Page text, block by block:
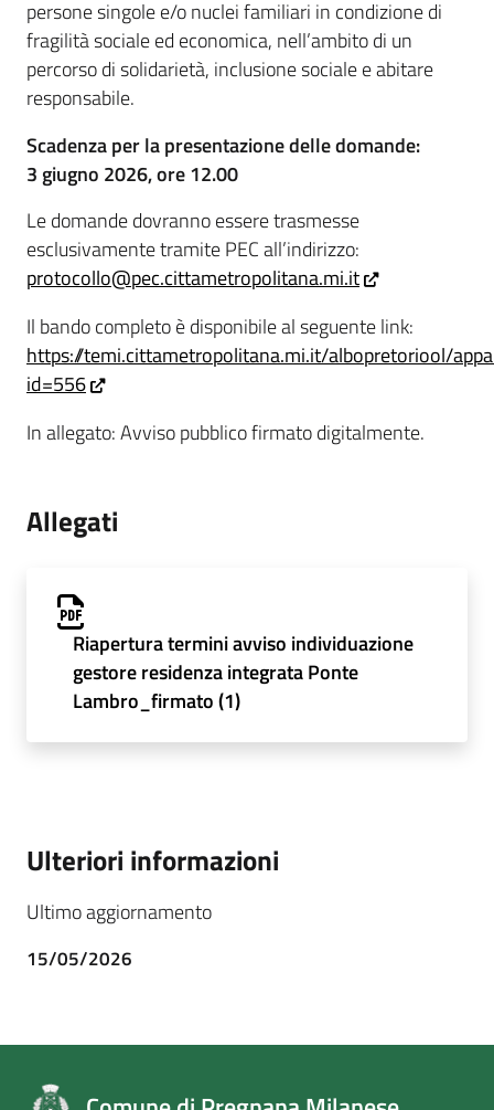
persone singole e/o nuclei familiari in condizione di
fragilità sociale ed economica, nell’ambito di un
percorso di solidarietà, inclusione sociale e abitare
responsabile.
Scadenza per la presentazione delle domande:
3 giugno 2026, ore 12.00
Le domande dovranno essere trasmesse
esclusivamente tramite PEC all’indirizzo:
protocollo@pec.cittametropolitana.mi.it
Il bando completo è disponibile al seguente link:
https://temi.cittametropolitana.mi.it/albopretoriool/
id=556
In allegato: Avviso pubblico firmato digitalmente.
Allegati
Riapertura termini avviso individuazione
gestore residenza integrata Ponte
Lambro_firmato (1)
Ulteriori informazioni
Ultimo aggiornamento
15/05/2026